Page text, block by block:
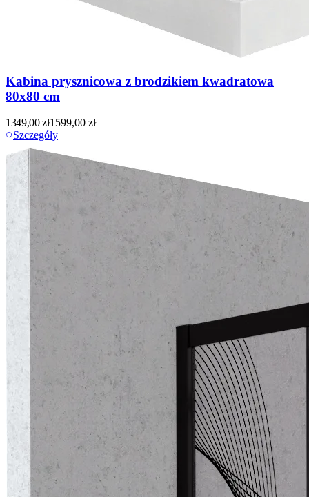
Kabina prysznicowa z brodzikiem kwadratowa
80x80 cm
1349,00zł1599,00zł
Szczegóły